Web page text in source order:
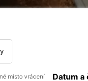
místo vrácení Datum a